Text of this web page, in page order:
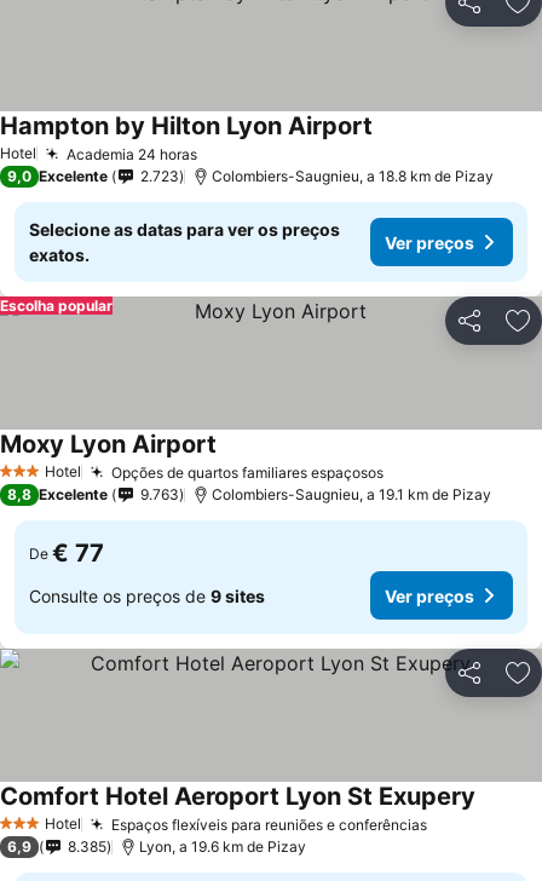
Partilhar
Hotel Academia 24 horas
Hampton by Hilton Lyon Airport
9,0 Excelente 2.723 Colombiers-Saugnieu, a 18.8 km de Pizay
Selecione as datas para ver os preços
exatos.
Ver preços
Partilhar
Escolha popular
3 EstrelasHotel Opções de quartos familiares espaçosos
Moxy Lyon Airport
8,8 Excelente 9.763 Colombiers-Saugnieu, a 19.1 km de Pizay
De € 77
Consulte os preços de 9 sites Ver preços
Partilhar
3 EstrelasHotel Espaços flexíveis para reuniões e conferências
Comfort Hotel Aeroport Lyon St Exupery
6,9 8.385 Lyon, a 19.6 km de Pizay